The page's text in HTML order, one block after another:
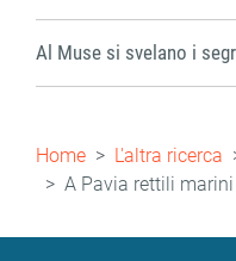
Al Muse si svelano i
Briciole
di
pane
Home L'altra ricerca
A Pavia rettili